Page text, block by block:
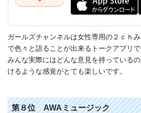
ガールズチャンネルは女性専用の２ｃｈ
で色々と語ることが出来るトークアプリで
みんな実際にはどんな意見を持っている
けるような感覚がとても楽しいです。
第８位 AWAミュージック